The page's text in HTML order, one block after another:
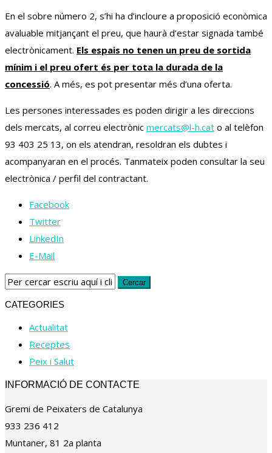
En el sobre número 2, s’hi ha d’incloure a proposició econòmica
avaluable mitjançant el preu, que haurà d’estar signada també
electrònicament. Els espais no tenen un preu de sortida
mínim i el preu ofert és per tota la durada de la
concessió. A més, es pot presentar més d’una oferta.
Les persones interessades es poden dirigir a les direccions
dels mercats, al correu electrònic mercats@l-h.cat o al telèfon
93 403 25 13, on els atendran, resoldran els dubtes i
acompanyaran en el procés. Tanmateix poden consultar la seu
electrònica / perfil del contractant.
Facebook
Twitter
LinkedIn
E-Mail
CATEGORIES
Actualitat
Receptes
Peix i Salut
INFORMACIÓ DE CONTACTE
Gremi de Peixaters de Catalunya
933 236 412
Muntaner, 81 2a planta